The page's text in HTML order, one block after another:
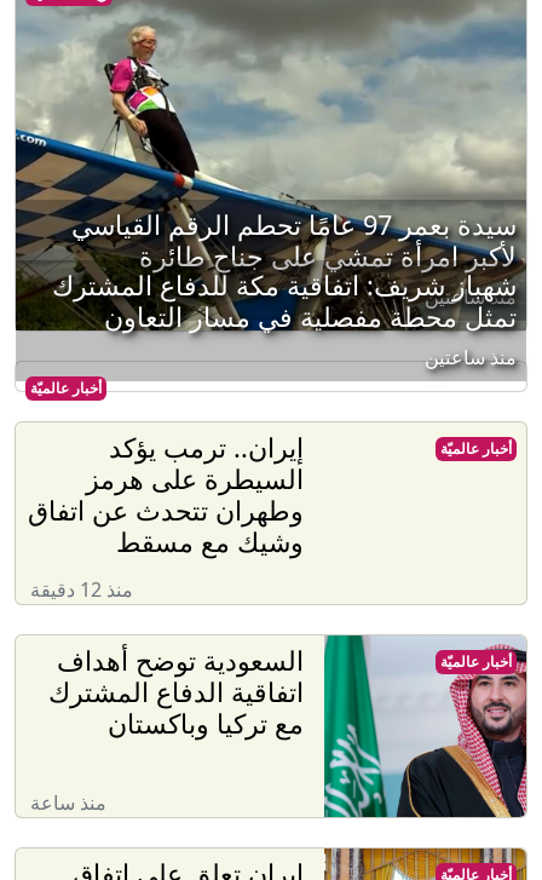
سيدة بعمر 97 عامًا تحطم الرقم القياسي
لأكبر امرأة تمشي على جناح طائرة
منذ ساعتين
أخبار عالميّة
شهباز شريف: اتفاقية مكة للدفاع المشترك
تمثل محطة مفصلية في مسار التعاون
منذ ساعتين
إيران.. ترمب يؤكد
السيطرة على هرمز
وطهران تتحدث عن اتفاق
وشيك مع مسقط
منذ 12 دقيقة
أخبار عالميّة
السعودية توضح أهداف
اتفاقية الدفاع المشترك
مع تركيا وباكستان
منذ ساعة
أخبار عالميّة
أخبار عالميّة